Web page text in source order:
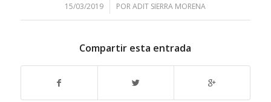
15/03/2019
/ PORADIT SIERRA MORENA
Compartir esta entrada